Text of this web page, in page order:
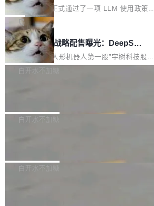
等内容展开系统讲解和实战交流，帮助企业进一
步了解开源鸿蒙在智能...
据：2025 年全年 10 亿次 commit。现在，每周
2.75 亿次，全年预计 140 亿次。GitHub...
上，Prime Agent + Opus 5 的组合达到了 95.
5% RHAE Best@1，超过了 ARC 报告的人类专
家基线 95.4%。 不是又一个 coding agent 包装
器 Prime Agent 的架构和市面上大多数 coding
agent 有本质区别。大多数 agent harness 的设
计是基于早期模型的能力—...
止，但你要承认哪些代码不是你写的
Rust 语言项目正式通过了一项 LLM 使用政策，
覆盖 rust-lang/rust 单一仓库的代码贡献。这不
是项目级别的官方立场，目前由五个团队采纳，
但它可能是主流开源项目中关于 AI 辅助贡献最
细致的一份规则。 政策的核心只有一句话：LLM
可以用来分析、提炼、审阅、建议，但不能用来
不得生成涉及安全性的关键变更，除非作者本身
局
宇树科技 IPO 战略配售曝光：DeepSe
ek 获配 93.3 万股，锁定 36 个月
8月6日晚间，“人形机器人第一股”宇树科技股份
有限公司披露IPO发行价格及战略配售结果，杭
36个月。 公告显示，本次宇树科技战略配售对
员工参与设立的专项资产管理计划。其中，Dee
白开水不加糖
Bug fixes and enhancements 修复多次传递同
一个回归问题，该问题导致拉取镜像时会拒绝包
白开水不加糖
e 孵化器项目管理委员会（IPMC）投票中获得
白开水不加糖